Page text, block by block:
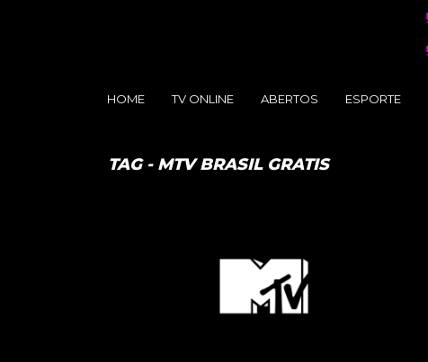
HOME TV ONLINE ABERTOS ESPORTE
TAG - MTV BRASIL GRATIS